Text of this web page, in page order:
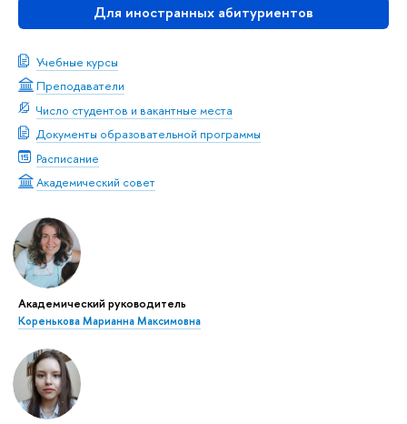
Для иностранных абитуриентов
Учебные курсы
Преподаватели
Число студентов и вакантные места
Документы образовательной программы
Расписание
Академический совет
Академический руководитель
Коренькова Марианна Максимовна